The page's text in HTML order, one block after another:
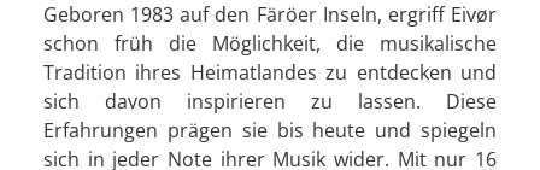
Geboren 1983 auf den Färöer Inseln, ergriff Eivør
schon früh die Möglichkeit, die musikalische
Tradition ihres Heimatlandes zu entdecken und
sich davon inspirieren zu lassen. Diese
Erfahrungen prägen sie bis heute und spiegeln
sich in jeder Note ihrer Musik wider. Mit nur 16